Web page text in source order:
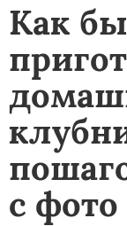
Как
с фото